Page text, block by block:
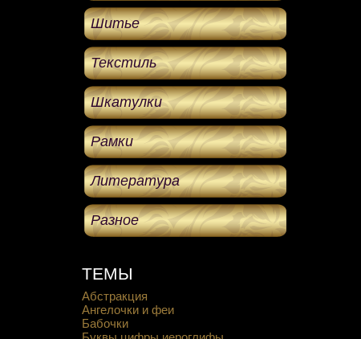
Шитье
Текстиль
Шкатулки
Рамки
Литература
Разное
ТЕМЫ
Абстракция
Ангелочки и феи
Бабочки